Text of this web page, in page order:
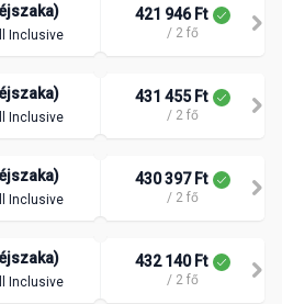
Inclusive
421 946 Ft
/ 2 fő
Inclusive
431 455 Ft
/ 2 fő
Inclusive
430 397 Ft
/ 2 fő
Inclusive
432 140 Ft
/ 2 fő